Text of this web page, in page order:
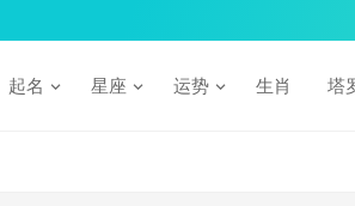
起名 星座 运势 生肖 塔